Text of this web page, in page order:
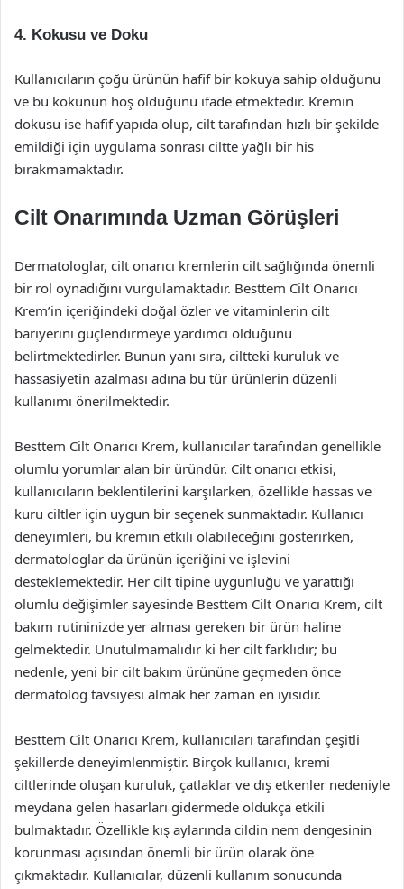
4. Kokusu ve Doku
Kullanıcıların çoğu ürünün hafif bir kokuya sahip olduğunu
ve bu kokunun hoş olduğunu ifade etmektedir. Kremin
dokusu ise hafif yapıda olup, cilt tarafından hızlı bir şekilde
emildiği için uygulama sonrası ciltte yağlı bir his
bırakmamaktadır.
Cilt Onarımında Uzman Görüşleri
Dermatologlar, cilt onarıcı kremlerin cilt sağlığında önemli
bir rol oynadığını vurgulamaktadır. Besttem Cilt Onarıcı
Krem’in içeriğindeki doğal özler ve vitaminlerin cilt
bariyerini güçlendirmeye yardımcı olduğunu
belirtmektedirler. Bunun yanı sıra, ciltteki kuruluk ve
hassasiyetin azalması adına bu tür ürünlerin düzenli
kullanımı önerilmektedir.
Besttem Cilt Onarıcı Krem, kullanıcılar tarafından genellikle
olumlu yorumlar alan bir üründür. Cilt onarıcı etkisi,
kullanıcıların beklentilerini karşılarken, özellikle hassas ve
kuru ciltler için uygun bir seçenek sunmaktadır. Kullanıcı
deneyimleri, bu kremin etkili olabileceğini gösterirken,
dermatologlar da ürünün içeriğini ve işlevini
desteklemektedir. Her cilt tipine uygunluğu ve yarattığı
olumlu değişimler sayesinde Besttem Cilt Onarıcı Krem, cilt
bakım rutininizde yer alması gereken bir ürün haline
gelmektedir. Unutulmamalıdır ki her cilt farklıdır; bu
nedenle, yeni bir cilt bakım ürününe geçmeden önce
dermatolog tavsiyesi almak her zaman en iyisidir.
Besttem Cilt Onarıcı Krem, kullanıcıları tarafından çeşitli
şekillerde deneyimlenmiştir. Birçok kullanıcı, kremi
ciltlerinde oluşan kuruluk, çatlaklar ve dış etkenler nedeniyle
meydana gelen hasarları gidermede oldukça etkili
bulmaktadır. Özellikle kış aylarında cildin nem dengesinin
korunması açısından önemli bir ürün olarak öne
çıkmaktadır. Kullanıcılar, düzenli kullanım sonucunda